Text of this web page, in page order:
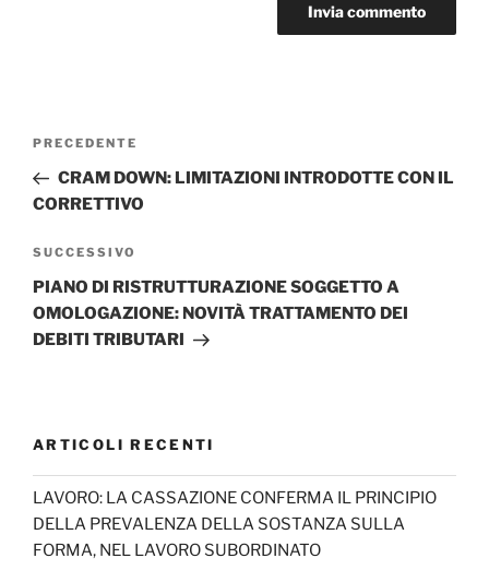
Navigazione
Articolo
precedente:
PRECEDENTE
CRAM DOWN: LIMITAZIONI INTRODOTTE CON IL
CORRETTIVO
Articolo
successivo
SUCCESSIVO
PIANO DI RISTRUTTURAZIONE SOGGETTO A
OMOLOGAZIONE: NOVITÀ TRATTAMENTO DEI
DEBITI TRIBUTARI
ARTICOLI RECENTI
LAVORO: LA CASSAZIONE CONFERMA IL PRINCIPIO
DELLA PREVALENZA DELLA SOSTANZA SULLA
FORMA, NEL LAVORO SUBORDINATO